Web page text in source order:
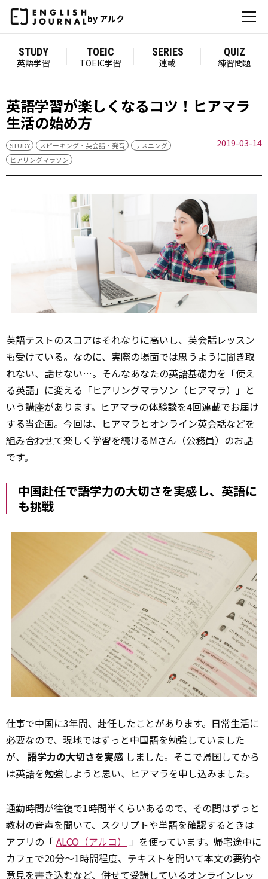
by アルク
STUDY
英語学習
TOEIC
TOEIC学習
SERIES
連載
QUIZ
練習問題
英語学習が楽しくなるコツ！ヒアマラ
生活の始め方
STUDY スピーキング・英会話・発音
リスニング
ヒアリングマラソン
2019-03-14
英語テストのスコアはそれなりに高いし、英会話レッスン
も受けている。なのに、実際の場面では思うように聞き取
れない、話せない…。そんなあなたの英語基礎力を「使え
る英語」に変える「ヒアリングマラソン（ヒアマラ）」と
いう講座があります。ヒアマラの体験談を4回連載でお届け
する当企画。今回は、ヒアマラとオンライン英会話などを
組み合わせて楽しく学習を続けるMさん（公務員）のお話
です。
中国赴任で語学力の大切さを実感し、英語に
も挑戦
仕事で中国に3年間、赴任したことがあります。日常生活に
必要なので、現地ではずっと中国語を勉強していました
が、 語学力の大切さを実感 しました。そこで帰国してから
は英語を勉強しようと思い、ヒアマラを申し込みました。
通勤時間が往復で1時間半くらいあるので、その間はずっと
教材の音声を聞いて、スクリプトや単語を確認するときは
アプリの「 ALCO（アルコ）
」を使っています。帰宅途中に
カフェで20分～1時間程度、テキストを開いて本文の要約や
意見を書き込むなど、併せて受講しているオンラインレッ